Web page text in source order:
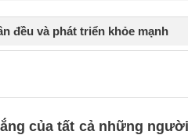
đều và phát triển khỏe mạnh
của tất cả những